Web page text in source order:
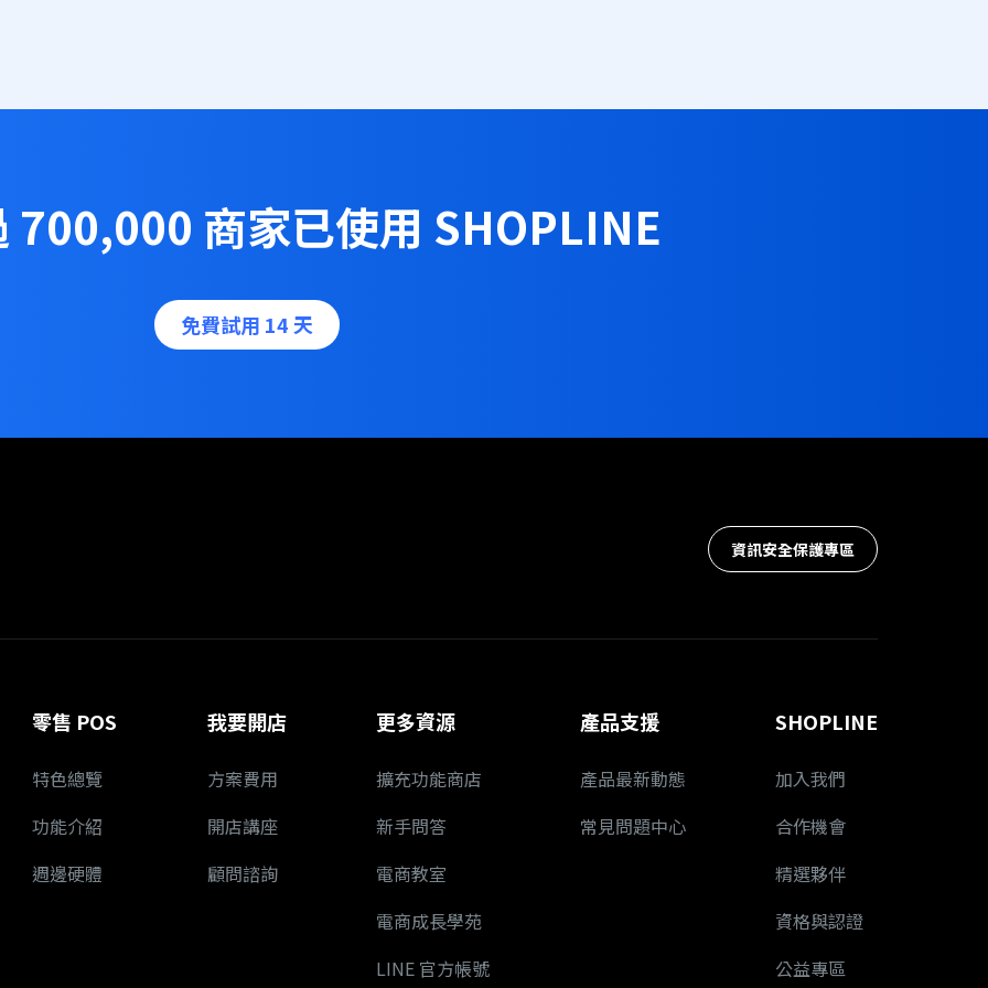
700,000 商家已使用 SHOPLINE
免費試用 14 天
資訊安全保護專區
零售 POS
特色總覽
功能介紹
週邊硬體
我要開店
方案費用
開店講座
顧問諮詢
更多資源
擴充功能商店
新手問答
電商教室
電商成長學苑
LINE 官方帳號
產品支援
產品最新動態
常見問題中心
SHOPLINE
加入我們
合作機會
精選夥伴
資格與認證
公益專區